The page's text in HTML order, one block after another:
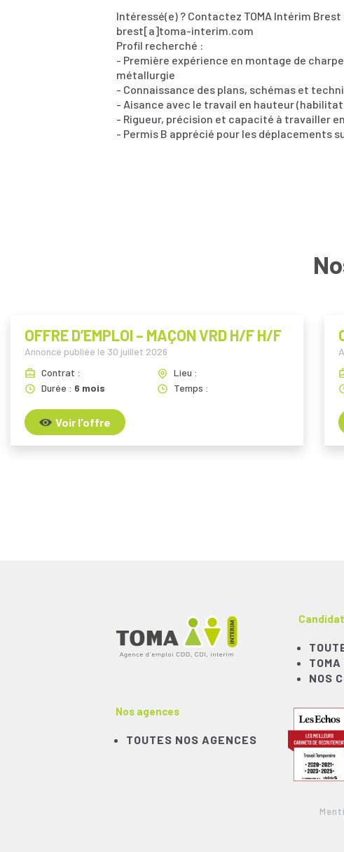
Intéressé(e) ? Contactez TOMA Intérim Brest
brest[a]toma-interim.com
Profil recherché :
- Première expérience en montage de
métallurgie
- Connaissance des plans, schémas et
- Aisance avec le travail en hauteur
- Rigueur, précision et capacité à travailler
- Permis B apprécié pour les déplacements
OFFRE D’EMPLOI – MAÇON VRD H/F H/F
Annonce publiée le 30 juillet 2026
Contrat :
Lieu :
Durée : 6 mois Temps :
Voir l'offre
Nos agences
TOUTES NOS AGENCES
Candidat
TOMA
NOS